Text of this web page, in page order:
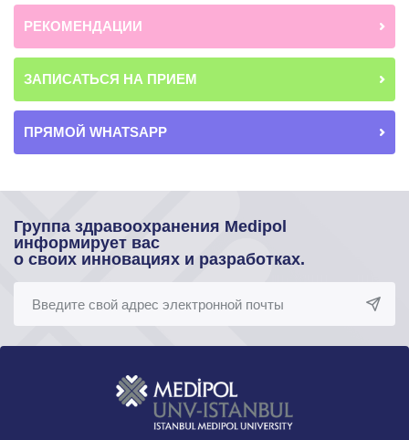
РЕКОМЕНДАЦИИ
ЗАПИСАТЬСЯ НА ПРИЕМ
ПРЯМОЙ WHATSAPP
Группа здравоохранения Medipol
информирует вас
о своих инновациях и разработках.